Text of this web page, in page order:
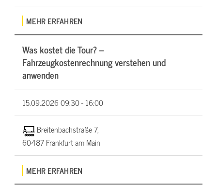
MEHR ERFAHREN
Was kostet die Tour? –
Fahrzeugkostenrechnung verstehen und
anwenden
15.09.202609:30 - 16:00
Breitenbachstraße 7,
60487 Frankfurt am Main
MEHR ERFAHREN